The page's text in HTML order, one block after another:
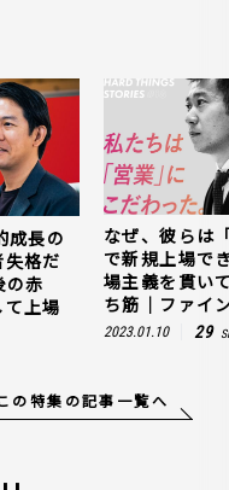
成長の
格だ
の赤
上場
なぜ、彼らは
で新規上場で
場主義を貫い
ち筋｜ファイ
2023.01.10 29
の特集の記事一覧へ